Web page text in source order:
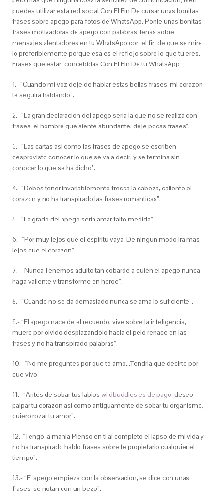
puedes utilizar esta red social Con El Fin De cursar unas bonitas
frases sobre apego para fotos de WhatsApp. Ponle unas bonitas
frases motivadoras de apego con palabras llenas sobre
mensajes alentadores en tu WhatsApp con el fin de que se mire
lo preferiblemente porque esa es el reflejo sobre lo que tu eres.
Frases que estan concebidas Con El Fin De tu WhatsApp
1.- “Cuando mi voz deje de hablar estas bellas frases, mi corazon
te seguira hablando”.
2.- “La gran declaracion del apego seri­a la que no se realiza con
frases; el hombre que siente abundante, deje pocas frases”.
3.- “Las cartas asi­ como las frases de apego se escriben
desprovisto conocer lo que se va a decir, y se termina sin
conocer lo que se ha dicho”.
4.- “Debes tener invariablemente fresca la cabeza, caliente el
corazon y no ha transpirado las frases romanticas”.
5.- “La grado del apego seri­a amar falto medida”.
6.- “Por muy lejos que el espiritu vaya, De ningun modo ira mas
lejos que el corazon”.
7.-” Nunca Tenemos adulto tan cobarde a quien el apego nunca
haga valiente y transforme en heroe”.
8.- “Cuando no se da demasiado nunca se ama lo suficiente”.
9.- “El apego nace de el recuerdo, vive sobre la inteligencia,
muere por olvido desplazandolo hacia el pelo renace en las
frases y no ha transpirado palabras”.
10.- “No me preguntes por que te amo…Tendria que decirte por
que vivo”
11.- “Antes de sobar tus labios wildbuddies es de pago, deseo
palpar tu corazon asi­ como antiguamente de sobar tu organismo,
quiero rozar tu amor”.
12.-“Tengo la mania Pienso en ti al completo el lapso de mi vida y
no ha transpirado hablo frases sobre te propietario cualquier el
tiempo”.
13.- “El apego empieza con la observacion, se dice con unas
frases, se notan con un bezo”.